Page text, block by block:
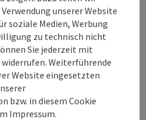
unserer Website
soziale Medien, Werbung
zu technisch nicht
Sie jederzeit mit
Weiterführende
Website eingesetzten
bzw. in diesem Cookie
Impressum.